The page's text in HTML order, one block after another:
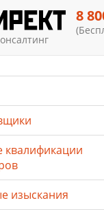
8
изыскания